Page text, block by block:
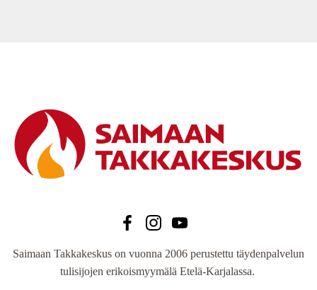
Saimaan Takkakeskus on vuonna 2006 perustettu täydenpalvelun
tulisijojen erikoismyymälä Etelä-Karjalassa.